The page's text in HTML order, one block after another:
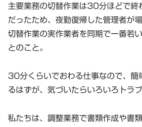
主要業務の切替作業は30分ほどで終
だったため、夜勤復帰した管理者が場
切替作業の実作業者を同期で一番若
とのこと。
30分くらいでおわる仕事なので、
るはずが、気づいたらいろいろトラブ
私たちは、調整業務で書類作成や書